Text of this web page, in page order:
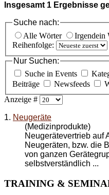
Insgesamt 1 Ergebnisse
Suche nach:
Alle Wörter
Irgendein
Reihenfolge:
Nur Suchen:
Suche in Events
Beiträge
Newsfeeds
Anzeige #
1. Neugeräte
(Medizinprodukte)
Neugerätevertrieb auf
Neugeräten, bzw. die
von ganzen
selbstverständlich ...
TRAINING &